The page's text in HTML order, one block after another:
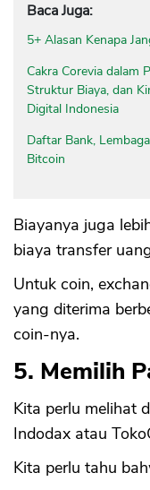
Baca Juga:
5+ Alasan Kenapa
Cakra Corevia dalam
Struktur Biaya, dan
Digital Indonesia
Daftar Bank,
Bitcoin
Biayanya juga
biaya transfer
Untuk coin,
yang diterima
coin-nya.
5. Memilih
Kita perlu melihat
Indodax atau
Kita perlu tahu